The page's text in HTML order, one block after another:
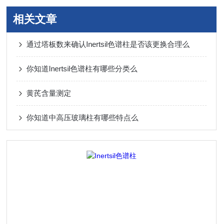
相关文章
通过塔板数来确认Inertsil色谱柱是否该更换合理么
你知道Inertsil色谱柱有哪些分类么
黄芪含量测定
你知道中高压玻璃柱有哪些特点么